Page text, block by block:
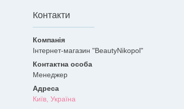
Контакти
Інтернет-магазин "BeautyNikopol"
Менеджер
Київ, Україна